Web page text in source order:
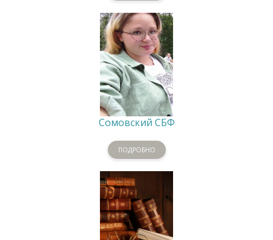
Сомовский СБФ
ПОДРОБНО